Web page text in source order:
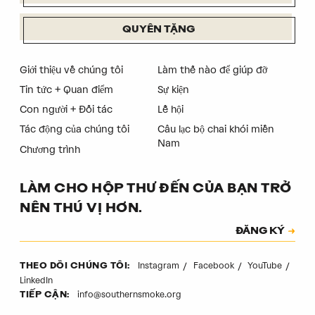
QUYÊN TẶNG
Giới thiệu về chúng tôi
Tin tức + Quan điểm
Con người + Đối tác
Tác động của chúng tôi
Chương trình
Làm thế nào để giúp đỡ
Sự kiện
Lễ hội
Câu lạc bộ chai khói miền
Nam
LÀM CHO HỘP THƯ ĐẾN CỦA BẠN TRỞ
NÊN THÚ VỊ HƠN.
Mã xác thực
ĐĂNG KÝ
THEO DÕI CHÚNG TÔI: Instagram Facebook
YouTube
LinkedIn
TIẾP CẬN: info@southernsmoke.org